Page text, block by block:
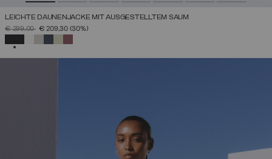
LEICHTE DAUNENJACKE MIT AUSGESTELLTEM SAUM
PREIS REDUZIERT VON
€ 299,00AUF
€ 209,30 (30%)